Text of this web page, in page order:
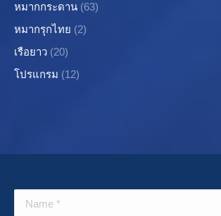
หมากกระดาน (63)
หมากรุกไทย (2)
เรือยาว (20)
โปรแกรม (12)
Name *